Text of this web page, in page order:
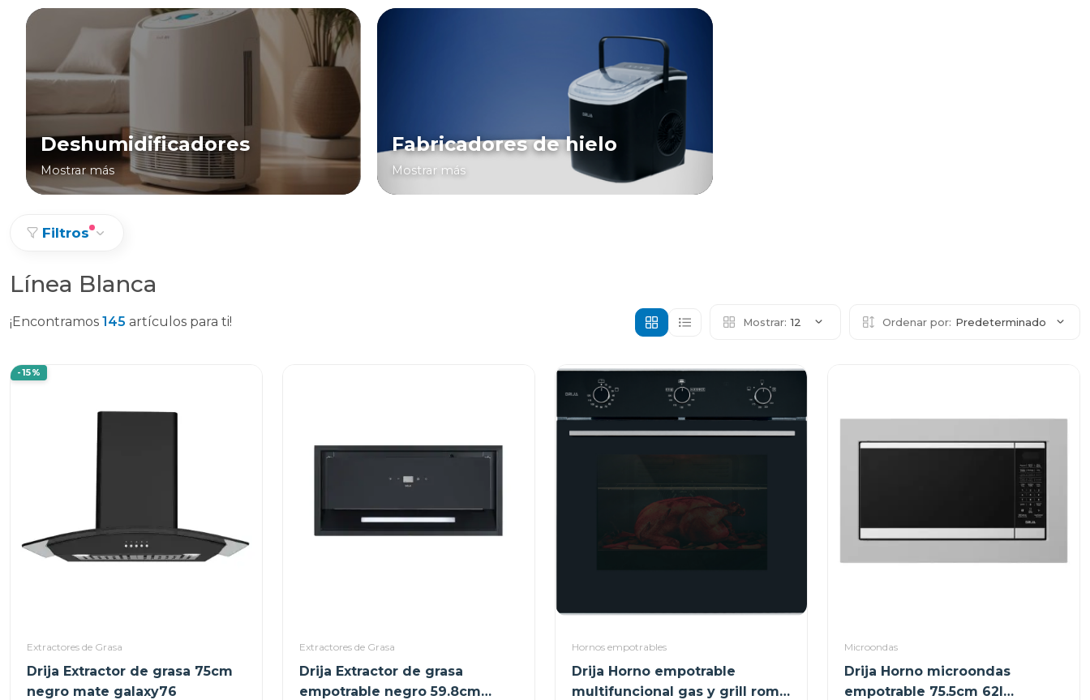
Deshumidificadores
Mostrar más
Fabricadores de hielo
Mostrar más
Filtros
Línea Blanca
¡Encontramos 145 artículos para ti! Mostrar: 12 Ordenar por: Predeterminado
-15%
Extractores de Grasa
Drija Extractor de grasa 75cm
negro mate galaxy76
Extractores de Grasa
Drija Extractor de grasa
empotrable negro 59.8cm
Hornos empotrables
Drija Horno empotrable
multifuncional gas y grill roma
Microondas
Drija Horno microondas
empotrable 75.5cm 62l